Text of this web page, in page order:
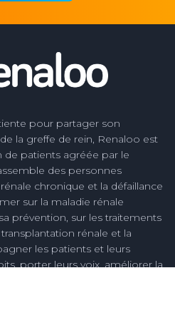
pour partager son
la greffe de rein, Renaloo est
de patients agréée par le
des personnes
chronique et la défaillance
sur la maladie rénale
prévention, sur les traitements
rénale et la
les patients et leurs
porter leurs voix, améliorer la